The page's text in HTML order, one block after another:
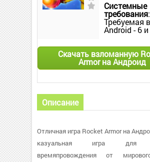
Системные
требования:
Требуемая
Android - 6
Скачать взломанную
Armor на Андроид
Описание
Отличная игра Rocket Armor на
казуальная игра для
времяпровождения от